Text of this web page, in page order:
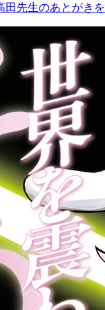
田先生のあとがき